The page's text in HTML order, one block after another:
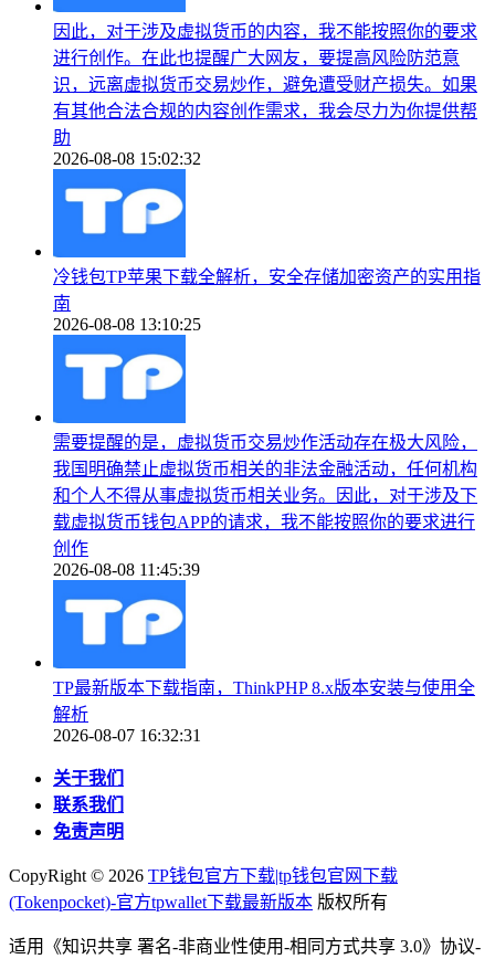
因此，对于涉及虚拟货币的内容，我不能按照你的要求
进行创作。在此也提醒广大网友，要提高风险防范意
识，远离虚拟货币交易炒作，避免遭受财产损失。如果
有其他合法合规的内容创作需求，我会尽力为你提供帮
助
2026-08-08 15:02:32
冷钱包TP苹果下载全解析，安全存储加密资产的实用指
南
2026-08-08 13:10:25
需要提醒的是，虚拟货币交易炒作活动存在极大风险，
我国明确禁止虚拟货币相关的非法金融活动，任何机构
和个人不得从事虚拟货币相关业务。因此，对于涉及下
载虚拟货币钱包APP的请求，我不能按照你的要求进行
创作
2026-08-08 11:45:39
TP最新版本下载指南，ThinkPHP 8.x版本安装与使用全
解析
2026-08-07 16:32:31
关于我们
联系我们
免责声明
CopyRight © 2026 TP钱包官方下载|tp钱包官网下载
(Tokenpocket)-官方tpwallet下载最新版本 版权所有
适用《知识共享 署名-非商业性使用-相同方式共享 3.0》协议-